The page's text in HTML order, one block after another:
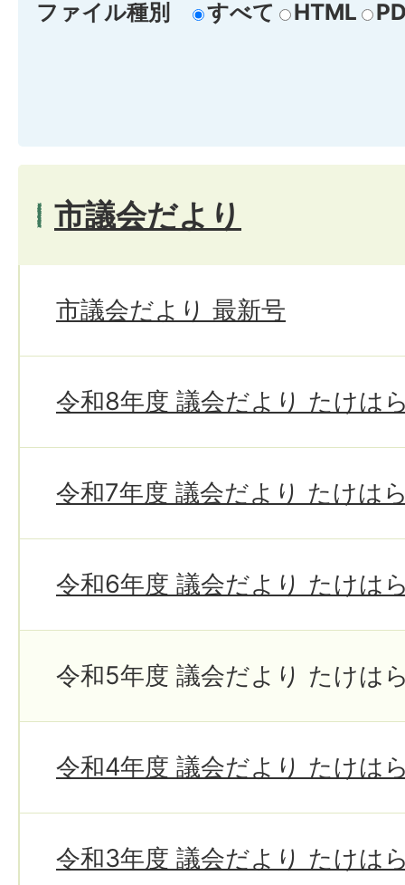
ファイル種別 すべて HTML
市議会だより
市議会だより 最新号
令和8年度 議会だより たけは
令和7年度 議会だより たけは
令和6年度 議会だより たけは
令和5年度 議会だより たけは
令和4年度 議会だより たけは
令和3年度 議会だより たけは